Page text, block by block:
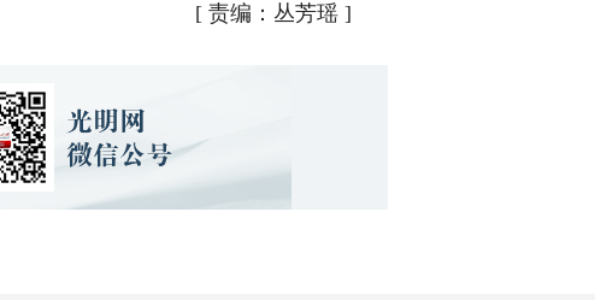
[ 责编：丛芳瑶 ]